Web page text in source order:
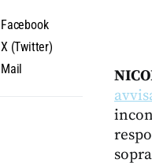
Facebook
X (Twitter)
Mail